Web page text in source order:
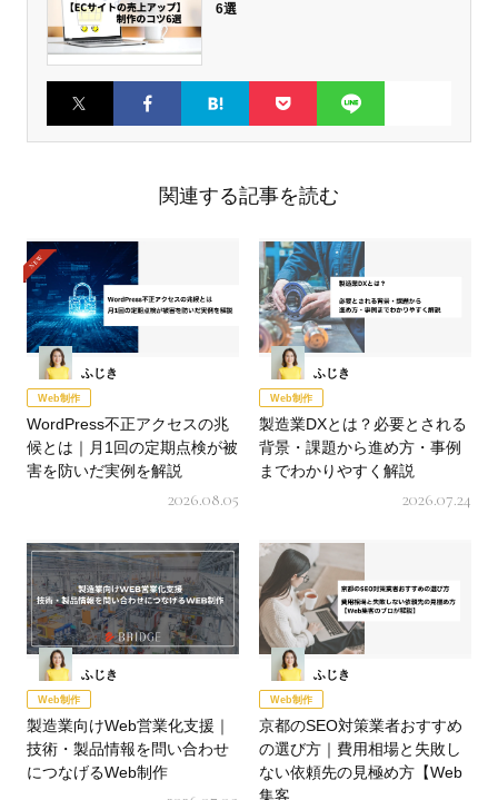
6選
Twitter
Faceboo はてなブ
ク
Pocket LINE
関連する記事を読む
ふじき
Web制作
WordPress不正アクセスの兆
候とは｜月1回の定期点検が被
害を防いだ実例を解説
2026.08.05
ふじき
Web制作
製造業DXとは？必要とされる
背景・課題から進め方・事例
までわかりやすく解説
2026.07.24
ふじき
Web制作
製造業向けWeb営業化支援｜
技術・製品情報を問い合わせ
につなげるWeb制作
ふじき
Web制作
京都のSEO対策業者おすすめ
の選び方｜費用相場と失敗し
ない依頼先の見極め方【Web
集客…